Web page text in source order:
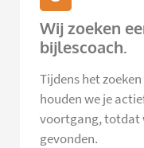
Wij zoeken
bijlescoach.
Tijdens het
houden we je
voortgang, totdat
gevonden.